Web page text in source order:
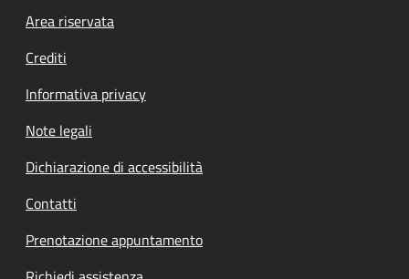
Footer menu
Area riservata
Crediti
Informativa privacy
Note legali
Dichiarazione di accessibilità
Contatti
Prenotazione appuntamento